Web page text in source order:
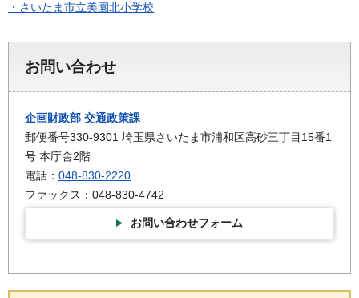
・さいたま市立美園北小学校
お問い合わせ
企画財政部 交通政策課
郵便番号330-9301 埼玉県さいたま市浦和区高砂三丁目15番1
号 本庁舎2階
電話： 048-830-2220
ファックス：048-830-4742
お問い合わせフォーム